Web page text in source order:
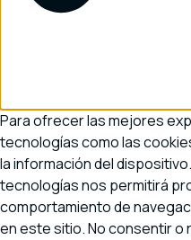
Para ofrecer las mejores
tecnologías como las
la información del
tecnologías nos permitirá
comportamiento de
en este sitio. No consentir